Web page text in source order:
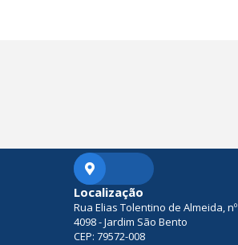
Localização
Rua Elias Tolentino de Almeida, nº
4098 - Jardim São Bento
CEP: 79572-008